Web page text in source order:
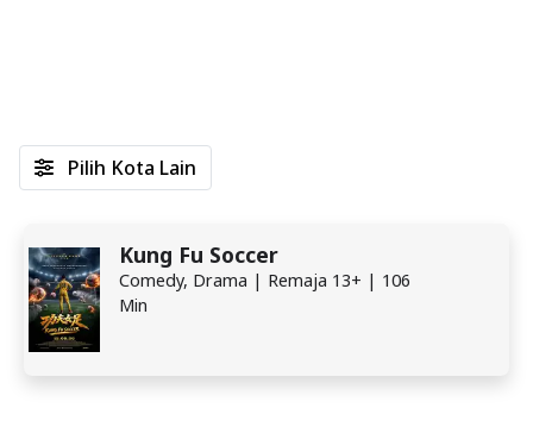
Kung Fu Soccer
Comedy, Drama | Remaja 13+ | 106
Min
Pilih Kota Lain